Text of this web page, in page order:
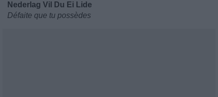
Nederlag Vil Du Ei Lide
Défaite que tu possèdes